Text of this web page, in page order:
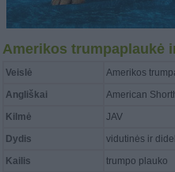
Amerikos trumpaplaukė
Veislė
Amerikos
Angliškai
American
Kilmė
JAV
Dydis
vidutinės ir
Kailis
trumpo plauko